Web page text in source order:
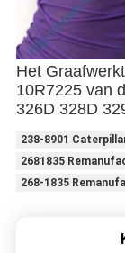
Het
10R7225 van
326D 328D
238-8901
2681835
268-1835